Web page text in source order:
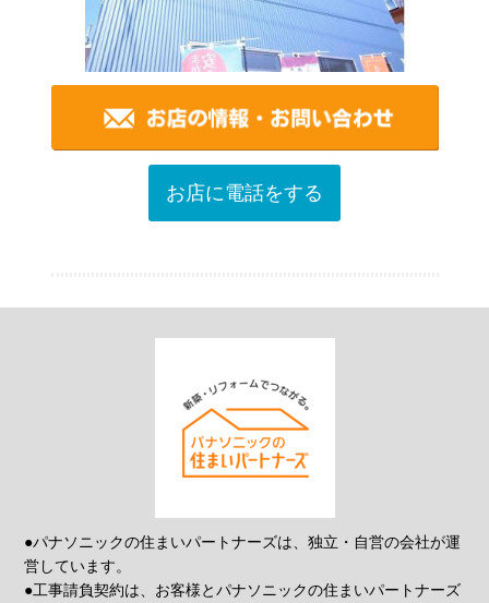
お店に電話をする
●パナソニックの住まいパートナーズは、独立・自営の会社が運
営しています。
●工事請負契約は、お客様とパナソニックの住まいパートナーズ